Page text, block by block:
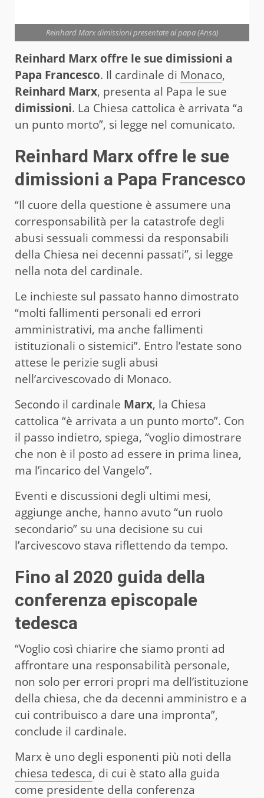
Reinhard Marx dimissioni presentate al papa (Ansa)
Reinhard Marx offre le sue dimissioni a
Papa Francesco. Il cardinale di Monaco,
Reinhard Marx, presenta al Papa le sue
dimissioni. La Chiesa cattolica è arrivata “a
un punto morto”, si legge nel comunicato.
Reinhard Marx offre le sue
dimissioni a Papa Francesco
“Il cuore della questione è assumere una
corresponsabilità per la catastrofe degli
abusi sessuali commessi da responsabili
della Chiesa nei decenni passati”, si legge
nella nota del cardinale.
Le inchieste sul passato hanno dimostrato
“molti fallimenti personali ed errori
amministrativi, ma anche fallimenti
istituzionali o sistemici”. Entro l’estate sono
attese le perizie sugli abusi
nell’arcivescovado di Monaco.
Secondo il cardinale Marx, la Chiesa
cattolica “è arrivata a un punto morto”. Con
il passo indietro, spiega, “voglio dimostrare
che non è il posto ad essere in prima linea,
ma l’incarico del Vangelo”.
Eventi e discussioni degli ultimi mesi,
aggiunge anche, hanno avuto “un ruolo
secondario” su una decisione su cui
l’arcivescovo stava riflettendo da tempo.
Fino al 2020 guida della
conferenza episcopale
tedesca
“Voglio così chiarire che siamo pronti ad
affrontare una responsabilità personale,
non solo per errori propri ma dell’istituzione
della chiesa, che da decenni amministro e a
cui contribuisco a dare una impronta”,
conclude il cardinale.
Marx è uno degli esponenti più noti della
chiesa tedesca, di cui è stato alla guida
come presidente della conferenza